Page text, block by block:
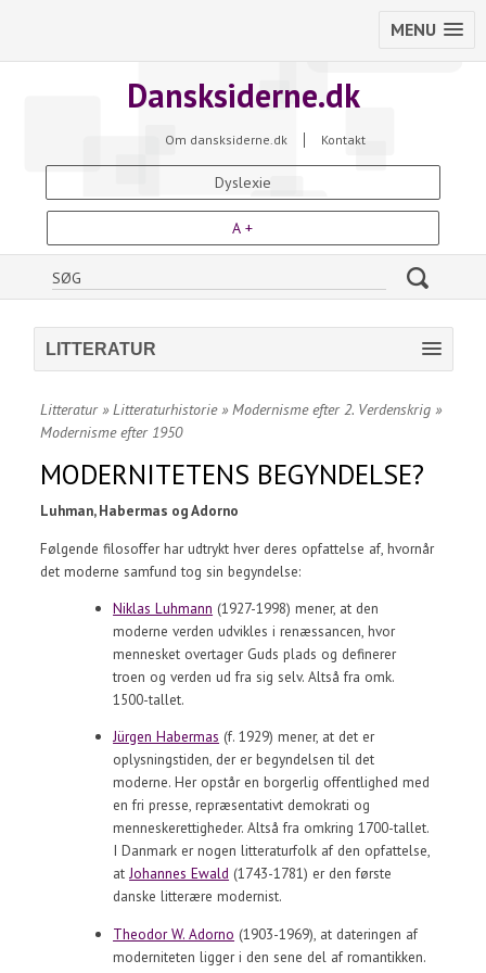
MENU
Dansksiderne.dk
Om dansksiderne.dk Kontakt
Dyslexie
A +
LITTERATUR
Litteratur»Litteraturhistorie»Modernisme efter 2. Verdenskrig »
Modernisme efter 1950
MODERNITETENS BEGYNDELSE?
Luhman, Habermas og Adorno
Følgende filosoffer har udtrykt hver deres opfattelse af, hvornår
det moderne samfund tog sin begyndelse:
Niklas Luhmann (1927-1998) mener, at den
moderne verden udvikles i renæssancen, hvor
mennesket overtager Guds plads og definerer
troen og verden ud fra sig selv. Altså fra omk.
1500-tallet.
Jürgen Habermas (f. 1929) mener, at det er
oplysningstiden, der er begyndelsen til det
moderne. Her opstår en borgerlig offentlighed med
en fri presse, repræsentativt demokrati og
menneskerettigheder. Altså fra omkring 1700-tallet.
I Danmark er nogen litteraturfolk af den opfattelse,
atJohannes Ewald (1743-1781) er den første
danske litterære modernist.
Theodor W. Adorno (1903-1969), at dateringen af
moderniteten ligger i den sene del af romantikken.